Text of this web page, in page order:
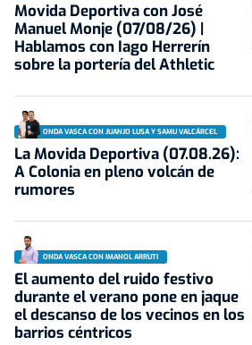
Movida Deportiva con José
Manuel Monje (07/08/26) |
Hablamos con Iago Herrerín
sobre la portería del Athletic
ONDA VASCA CON JUANJO LUSA Y SAMU VALCÁRCEL
La Movida Deportiva (07.08.26):
A Colonia en pleno volcán de
rumores
ONDA VASCA CON IMANOL ARRUTI
El aumento del ruido festivo
durante el verano pone en jaque
el descanso de los vecinos en los
barrios céntricos